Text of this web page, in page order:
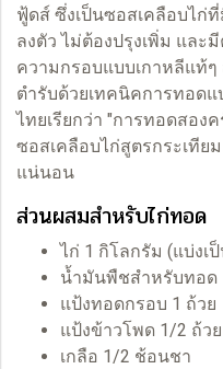
ฟู้ดส์ ซึ่งเป็นซอสเคลือบไก่
ลงตัว ไม่ต้องปรุงเพิ่ม และ
ความกรอบแบบเกาหลีแท้
ตำรับด้วยเทคนิคการทอดแ
ไทยเรียกว่า "การทอดสอง
ซอสเคลือบไก่สูตรกระเทีย
แน่นอน
ส่วนผสมสำหรับไก่ทอด
ไก่ 1 กิโลกรัม (แบ่งเ
น้ำมันพืชสำหรับทอด
แป้งทอดกรอบ 1 ถ้วย
แป้งข้าวโพด 1/2 ถ้วย
เกลือ 1/2 ช้อนชา